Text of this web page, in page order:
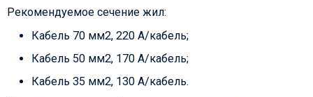
Рекомендуемое сечение жил:
Кабель 70 мм2, 220 А/кабель;
Кабель 50 мм2, 170 А/кабель;
Кабель 35 мм2, 130 А/кабель.